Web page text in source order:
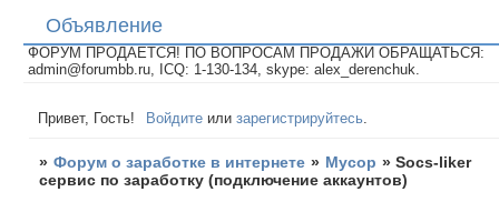
Объявление
ФОРУМ ПРОДАЕТСЯ! ПО ВОПРОСАМ ПРОДАЖИ ОБРАЩАТЬСЯ:
admin@forumbb.ru, ICQ: 1-130-134, skype: alex_derenchuk.
Привет, Гость! Войдите илизарегистрируйтесь
» Форум о заработке в интернете » Мусор »Socs-liker
сервис по заработку (подключение аккаунтов)